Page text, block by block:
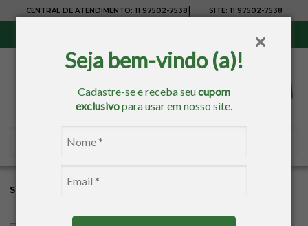
Seja bem-vindo (a)!
Cadastre-se e receba seucupom
exclusivopara usar em nosso site.
CENTRAL DE ATENDIMENTO: 11 97502-7538 SITE: 11 97502-7538
Sacaria